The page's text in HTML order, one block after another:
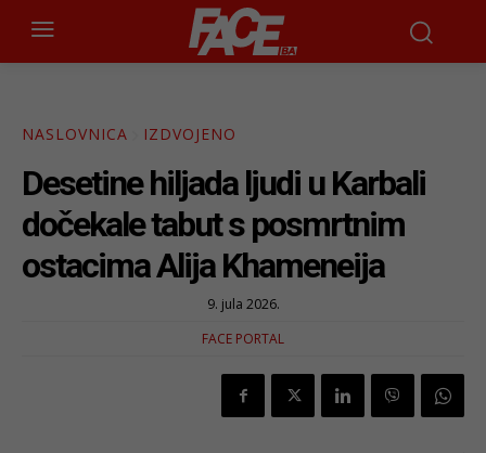
NASLOVNICA IZDVOJENO
Desetine hiljada ljudi u Karbali
dočekale tabut s posmrtnim
ostacima Alija Khameneija
9. jula 2026.
FACE PORTAL